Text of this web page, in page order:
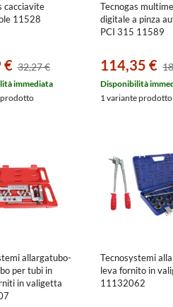
cacciavite
11528
€ 32,27 €
immediata
Tecnogas
digitale a pinza
PCI 315 11589
114,35 €
Disponibilità
1 variante prodotto
allargatubo-
per tubi in
in valigetta
Tecnosystemi
leva fornito in
11132062